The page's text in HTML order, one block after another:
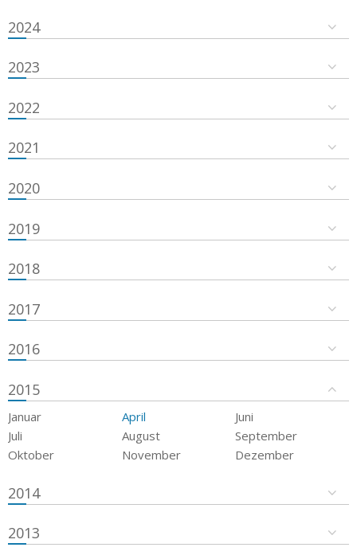
2024
2023
2022
2021
2020
2019
2018
2017
2016
2015
Januar April
Juni
Juli
August
September
Oktober
November Dezember
2014
2013